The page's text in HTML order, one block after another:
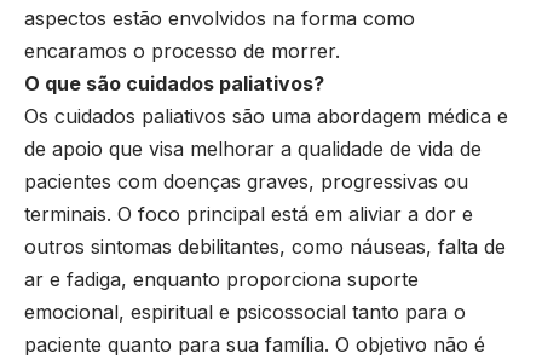
aspectos estão envolvidos na forma como
encaramos o processo de morrer.
O que são cuidados paliativos?
Os cuidados paliativos são uma abordagem médica e
de apoio que visa melhorar a qualidade de vida de
pacientes com doenças graves, progressivas ou
terminais. O foco principal está em aliviar a dor e
outros sintomas debilitantes, como náuseas, falta de
ar e fadiga, enquanto proporciona suporte
emocional, espiritual e psicossocial tanto para o
paciente quanto para sua família. O objetivo não é